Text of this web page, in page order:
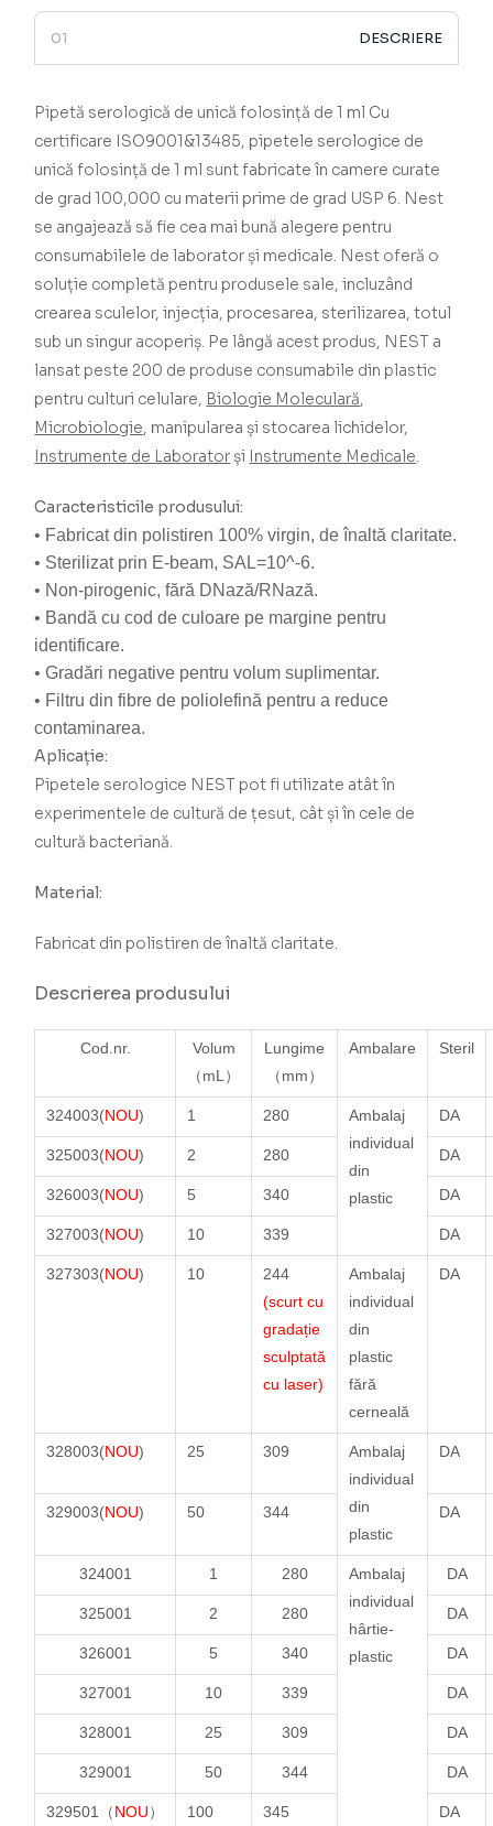
DESCRIERE
Pipetă serologică de unică folosință de 1 ml Cu
certificare ISO9001&13485, pipetele serologice de
unică folosință de 1 ml sunt fabricate în camere curate
de grad 100,000 cu materii prime de grad USP 6. Nest
se angajează să fie cea mai bună alegere pentru
consumabilele de laborator și medicale. Nest oferă o
soluție completă pentru produsele sale, incluzând
crearea sculelor, injecția, procesarea, sterilizarea, totul
sub un singur acoperiș. Pe lângă acest produs, NEST a
lansat peste 200 de produse consumabile din plastic
pentru culturi celulare, Biologie Moleculară,
Microbiologie, manipularea și stocarea lichidelor,
Instrumente de Laborator și Instrumente Medicale.
Caracteristicile produsului:
• Fabricat din polistiren 100% virgin, de înaltă claritate.
• Sterilizat prin E-beam, SAL=10^-6.
• Non-pirogenic, fără DNază/RNază.
• Bandă cu cod de culoare pe margine pentru
identificare.
• Gradări negative pentru volum suplimentar.
• Filtru din fibre de poliolefină pentru a reduce
contaminarea.
Aplicație:
Pipetele serologice NEST pot fi utilizate atât în
experimentele de cultură de țesut, cât și în cele de
cultură bacteriană.
Material:
Fabricat din polistiren de înaltă claritate.
Descrierea produsului
Cod.nr.
Volum
（mL）
Lungime
（mm）
Ambalare Steril
324003(NOU) 1 280
Ambalaj
individual
din
plastic
DA
325003(NOU) 2 280 DA
326003(NOU) 5 340 DA
327003(NOU) 10 339 DA
327303(NOU) 10
244
(scurt cu
gradație
sculptată
cu laser)
Ambalaj
individual
din
plastic
fără
cerneală
DA
328003(NOU) 25 309
Ambalaj
individual
din
plastic
DA
329003(NOU) 50 344 DA
324001 1 280
Ambalaj
individual
hârtie-
plastic
DA
325001 2 280 DA
326001 5 340 DA
327001 10 339 DA
328001 25 309 DA
329001 50 344 DA
329501（NOU） 100 345 DA